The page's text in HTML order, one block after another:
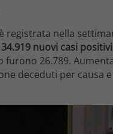
registrata nella
34.919 nuovi casi positivi
26.789.
deceduti per causa